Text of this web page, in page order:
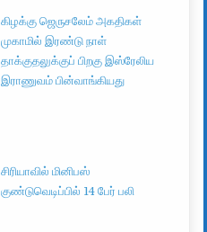
கிழக்கு ஜெருசலேம் அகதிகள்
முகாமில் இரண்டு நாள்
தாக்குதலுக்குப் பிறகு இஸ்ரேலிய
இராணுவம் பின்வாங்கியது
சிரியாவில் மினிபஸ்
குண்டுவெடிப்பில் 14 பேர் பலி